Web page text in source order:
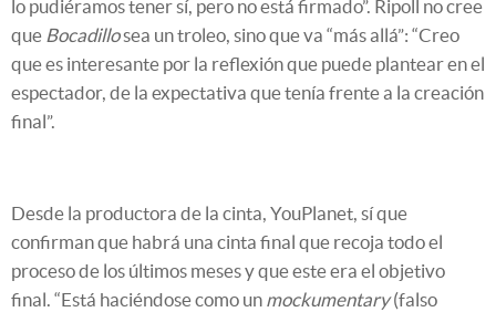
lo pudiéramos tener sí, pero no está firmado”. Ripoll no cree
que Bocadillosea un troleo, sino que va “más allá”: “Creo
que es interesante por la reflexión que puede plantear en el
espectador, de la expectativa que tenía frente a la creación
final”.
Desde la productora de la cinta, YouPlanet, sí que
confirman que habrá una cinta final que recoja todo el
proceso de los últimos meses y que este era el objetivo
final. “Está haciéndose como un mockumentary(falso